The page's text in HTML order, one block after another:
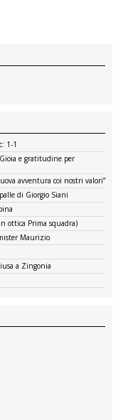
1-1
e gratitudine per
avventura coi nostri valori”
di Giorgio Siani
ottica Prima squadra)
Maurizio
a Zingonia